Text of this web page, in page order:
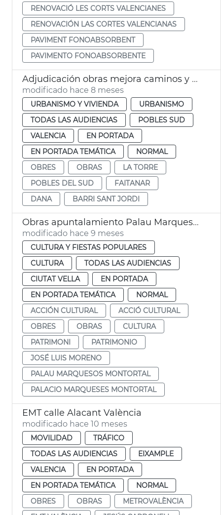
RENOVACIÓ LES CORTS VALENCIANES
RENOVACIÓN LAS CORTES VALENCIANAS
PAVIMENT FONOABSORBENT
PAVIMENTO FONOABSORBENTE
Adjudicación obras mejora caminos y calles afectadas dana la Torre
modificado hace 8 meses
URBANISMO Y VIVIENDA
URBANISMO
TODAS LAS AUDIENCIAS
POBLES SUD
VALENCIA
EN PORTADA
EN PORTADA TEMÁTICA
NORMAL
OBRES
OBRAS
LA TORRE
POBLES DEL SUD
FAITANAR
DANA
BARRI SANT JORDI
Obras apuntalamiento Palau Marquesos Montortal
modificado hace 9 meses
CULTURA Y FIESTAS POPULARES
CULTURA
TODAS LAS AUDIENCIAS
CIUTAT VELLA
EN PORTADA
EN PORTADA TEMÁTICA
NORMAL
ACCIÓN CULTURAL
ACCIÓ CULTURAL
OBRES
OBRAS
CULTURA
PATRIMONI
PATRIMONIO
JOSÉ LUIS MORENO
PALAU MARQUESOS MONTORTAL
PALACIO MARQUESES MONTORTAL
EMT calle Alacant València
modificado hace 10 meses
MOVILIDAD
TRÁFICO
TODAS LAS AUDIENCIAS
EIXAMPLE
VALENCIA
EN PORTADA
EN PORTADA TEMÁTICA
NORMAL
OBRES
OBRAS
METROVALÈNCIA